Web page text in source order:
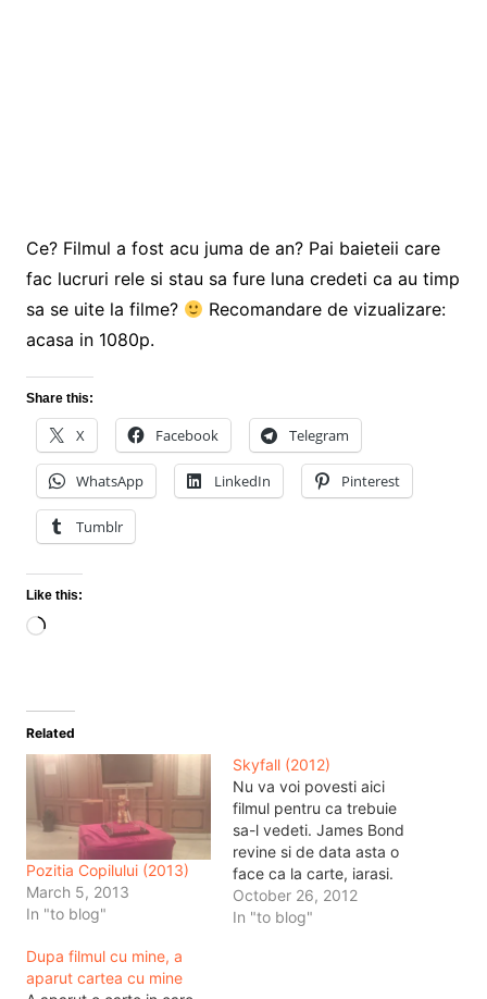
Ce? Filmul a fost acu juma de an? Pai baieteii care
fac lucruri rele si stau sa fure luna credeti ca au timp
sa se uite la filme?
Recomandare de vizualizare:
acasa in 1080p.
Share this:
X Facebook Telegram
WhatsApp LinkedIn Pinterest
Tumblr
Like this:
Loading…
Related
Pozitia Copilului (2013)
March 5, 2013
In "to blog"
Skyfall (2012)
Nu va voi povesti aici
filmul pentru ca trebuie
sa-l vedeti. James Bond
revine si de data asta o
face ca la carte, iarasi.
Dar va voi povesti
impresia de dupa film. Si
October 26, 2012
In "to blog"
Dupa filmul cu mine, a
aparut cartea cu mine